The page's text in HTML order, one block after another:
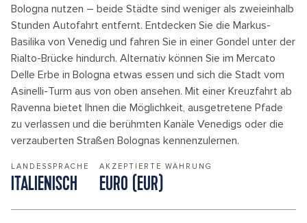
Bologna nutzen – beide Städte sind weniger als zweieinhalb
Stunden Autofahrt entfernt. Entdecken Sie die Markus-
Basilika von Venedig und fahren Sie in einer Gondel unter der
Rialto-Brücke hindurch. Alternativ können Sie im Mercato
Delle Erbe in Bologna etwas essen und sich die Stadt vom
Asinelli-Turm aus von oben ansehen. Mit einer Kreuzfahrt ab
Ravenna bietet Ihnen die Möglichkeit, ausgetretene Pfade
zu verlassen und die berühmten Kanäle Venedigs oder die
verzauberten Straßen Bolognas kennenzulernen.
LANDESSPRACHE
ITALIENISCH
AKZEPTIERTE WÄHRUNG
EURO (EUR)